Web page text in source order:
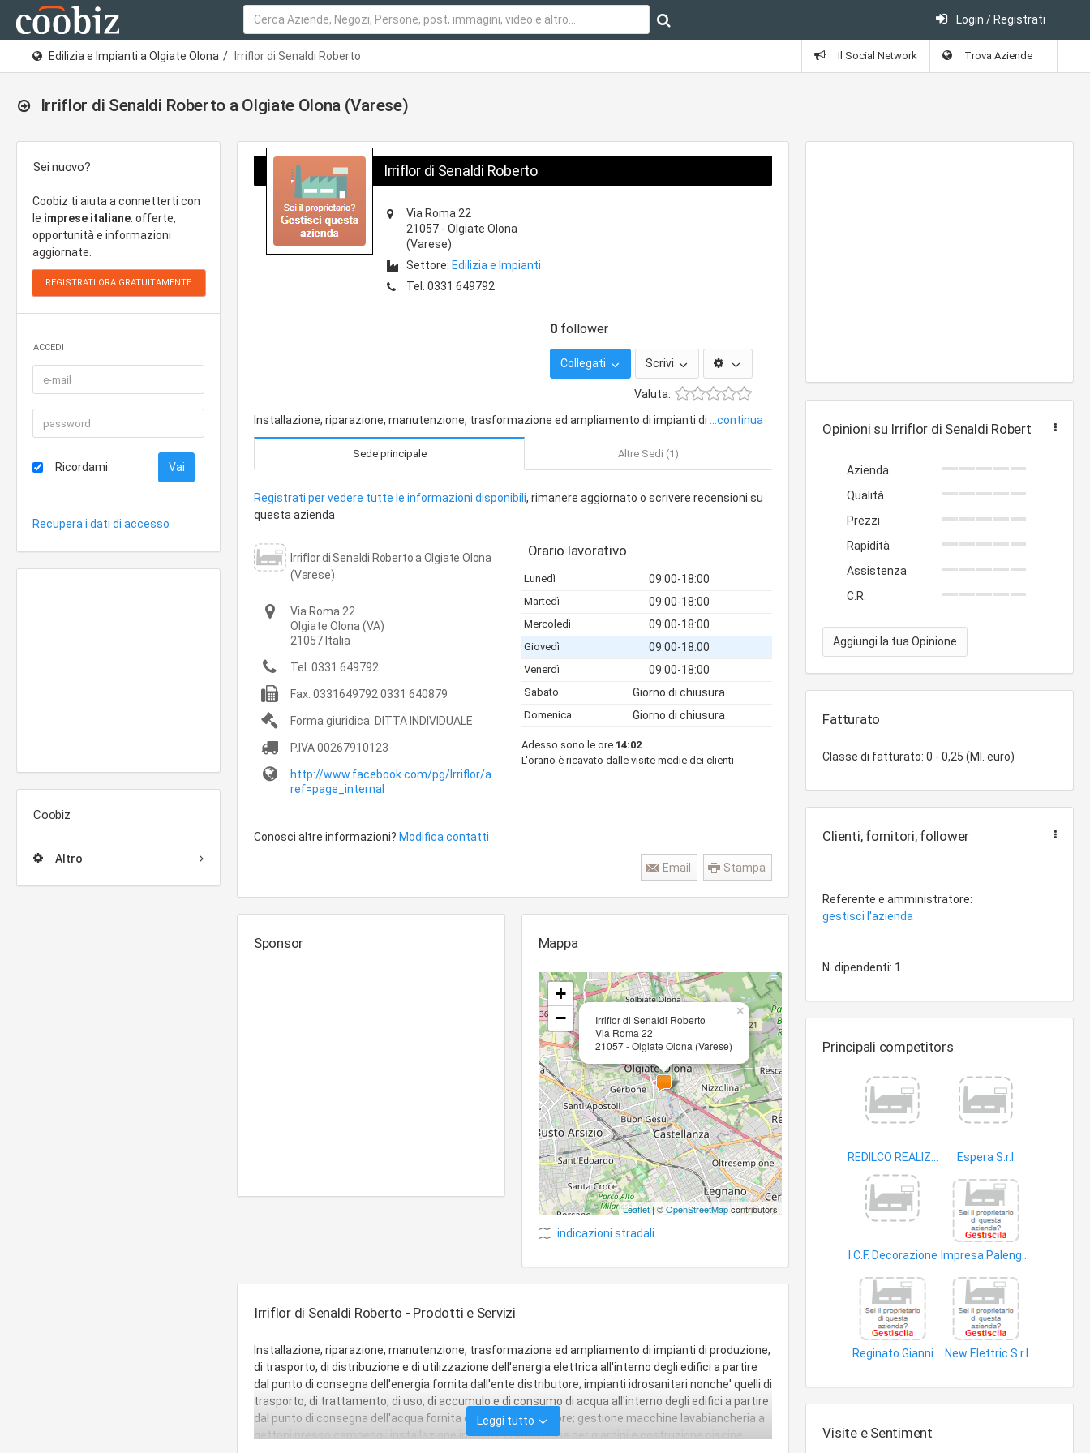
Login / Registrati
Edilizia e Impianti a Olgiate Olona Irriflor di Senaldi Roberto Il Social Network Trova Aziende
Irriflor di Senaldi Roberto a Olgiate Olona (Varese)
Sei nuovo?
Coobiz ti aiuta a connetterti con
le imprese italiane: offerte,
opportunità e informazioni
aggiornate.
ACCEDI
Ricordami
Recupera i dati di accesso
Coobiz
Altro
Irriflor di Senaldi Roberto
Via Roma 22
21057 - Olgiate Olona
(Varese)
Settore: Edilizia e Impianti
Tel. 0331 649792
0 follower
Collegati Scrivi
Valuta:
Installazione, riparazione, manutenzione, trasformazione ed ampliamento di impianti di
...continua
Sede principale Altre Sedi (1)
Registrati per vedere tutte le informazioni disponibili, rimanere aggiornato o scrivere recensioni su
questa azienda
Irriflor di Senaldi Roberto a Olgiate Olona
(Varese)
Via Roma 22
Olgiate Olona (VA)
21057 Italia
Tel. 0331 649792
Fax. 0331649792 0331 640879
Forma giuridica: DITTA INDIVIDUALE
P.IVA00267910123
http://www.facebook.com/pg/Irriflor/about/?
ref=page_internal
Orario lavorativo
Lunedì 09:00-18:00
Martedì 09:00-18:00
Mercoledì 09:00-18:00
Giovedì 09:00-18:00
Venerdì 09:00-18:00
Sabato Giorno di chiusura
Domenica Giorno di chiusura
Adesso sono le ore 14:02
L'orario è ricavato dalle visite medie dei clienti
Conosci altre informazioni? Modifica contatti
Stampa
Email
Sponsor Mappa
Irriflor di Senaldi Roberto
Via Roma 22
21057 - Olgiate Olona (Varese)
×
+
−
Leaflet| ©OpenStreetMapcontributors
indicazioni stradali
Irriflor di Senaldi Roberto - Prodotti e Servizi
Installazione, riparazione, manutenzione, trasformazione ed ampliamento di impianti di produzione,
di trasporto, di distribuzione e di utilizzazione dell'energia elettrica all'interno degli edifici a partire
dal punto di consegna dell'energia fornita dall'ente distributore; impianti idrosanitari nonche' quelli di
trasporto, di trattamento, di uso, di accumulo e di consumo di acqua all'interno degli edifici a partire
dal punto di consegna dell'acqua fornita dall'ente distributore; gestione macchine lavabiancheria a
gettoni presso campeggi; installazione impianti di irrigazione per giardini e costruzione piscine.
Leggi tutto
Opinioni su Irriflor di Senaldi Roberto
Azienda
Qualità
Prezzi
Rapidità
Assistenza
C.R.
Aggiungi la tua Opinione
Fatturato
Classe di fatturato: 0 - 0,25 (Ml. euro)
Clienti, fornitori, follower
Referente e amministratore:
gestisci l'azienda
N. dipendenti: 1
Principali competitors
abitazioni
Espera S.r.l.
I.C.F. Decorazione
Reginato Gianni
New Elettric S.r.l
Visite e Sentiment